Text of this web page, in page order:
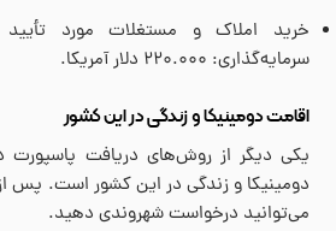
خرید املاک و مستغلات مورد
سرمایه‌گذاری: ۲۲۰.۰۰۰ دلار آمریکا.
اقامت دومینیکا و زندگی در این کشور
یکی دیگر از روش‌های دریافت پاسپورت
دومینیکا و زندگی در این کشور است. پس
می‌توانید درخواست شهروندی دهید.